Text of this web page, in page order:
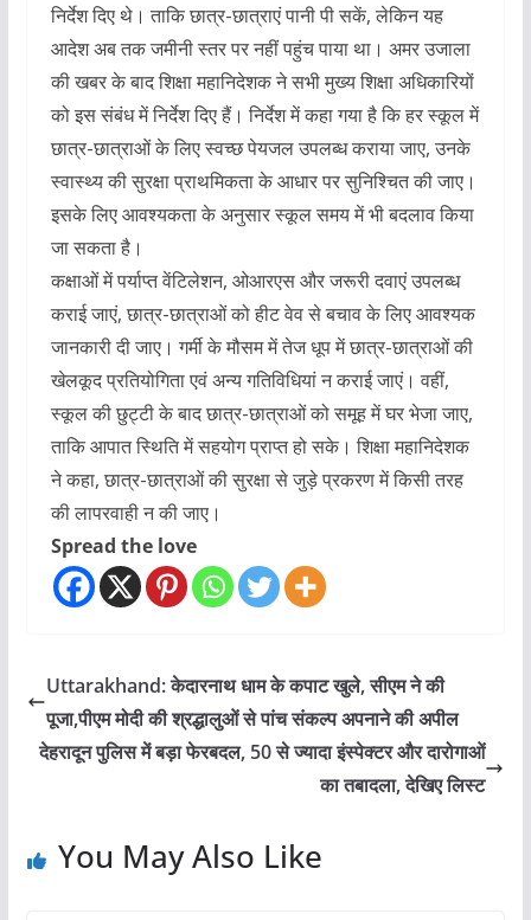
निर्देश दिए थे। ताकि छात्र-छात्राएं पानी पी सकें, लेकिन यह
आदेश अब तक जमीनी स्तर पर नहीं पहुंच पाया था। अमर उजाला
की खबर के बाद शिक्षा महानिदेशक ने सभी मुख्य शिक्षा अधिकारियों
को इस संबंध में निर्देश दिए हैं। निर्देश में कहा गया है कि हर स्कूल में
छात्र-छात्राओं के लिए स्वच्छ पेयजल उपलब्ध कराया जाए, उनके
स्वास्थ्य की सुरक्षा प्राथमिकता के आधार पर सुनिश्चित की जाए।
इसके लिए आवश्यकता के अनुसार स्कूल समय में भी बदलाव किया
जा सकता है।
कक्षाओं में पर्याप्त वेंटिलेशन, ओआरएस और जरूरी दवाएं उपलब्ध
कराई जाएं, छात्र-छात्राओं को हीट वेव से बचाव के लिए आवश्यक
जानकारी दी जाए। गर्मी के मौसम में तेज धूप में छात्र-छात्राओं की
खेलकूद प्रतियोगिता एवं अन्य गतिविधियां न कराई जाएं। वहीं,
स्कूल की छुट्टी के बाद छात्र-छात्राओं को समूह में घर भेजा जाए,
ताकि आपात स्थिति में सहयोग प्राप्त हो सके। शिक्षा महानिदेशक
ने कहा, छात्र-छात्राओं की सुरक्षा से जुड़े प्रकरण में किसी तरह
की लापरवाही न की जाए।
Spread the love
Uttarakhand: केदारनाथ धाम के कपाट खुले, सीएम ने की
पूजा,पीएम मोदी की श्रद्धालुओं से पांच संकल्प अपनाने की अपील
देहरादून पुलिस में बड़ा फेरबदल, 50 से ज्यादा इंस्पेक्टर और दारोगाओं
का तबादला, देखिए लिस्ट
You May Also Like